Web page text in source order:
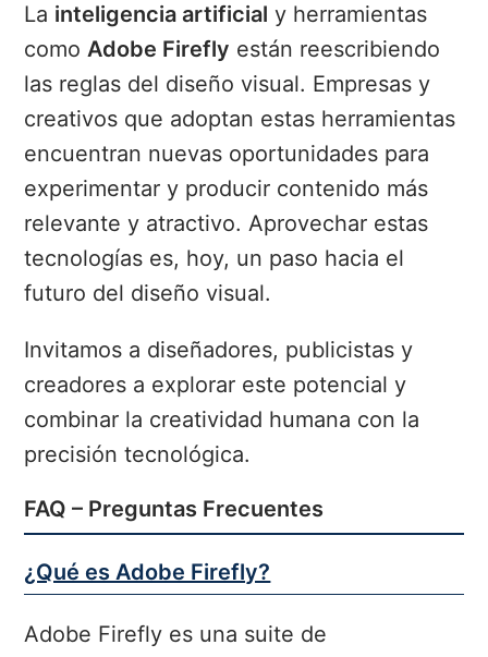
La inteligencia artificial y herramientas
comoAdobe Firefly están reescribiendo
las reglas del diseño visual. Empresas y
creativos que adoptan estas herramientas
encuentran nuevas oportunidades para
experimentar y producir contenido más
relevante y atractivo. Aprovechar estas
tecnologías es, hoy, un paso hacia el
futuro del diseño visual.
Invitamos a diseñadores, publicistas y
creadores a explorar este potencial y
combinar la creatividad humana con la
precisión tecnológica.
FAQ – Preguntas Frecuentes
¿Qué es Adobe Firefly?
Adobe Firefly es una suite de